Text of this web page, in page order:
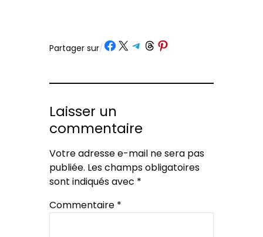
Partager sur/ Partager sur Facebook
Partager sur X Partager sur Telegram
Partager sur Threads
Partager sur Pinterest
Laisser un
commentaire
Votre adresse e-mail ne sera pas
publiée. Les champs obligatoires
sont indiqués avec *
Commentaire *